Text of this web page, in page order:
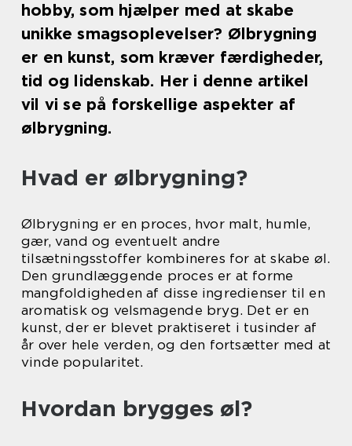
hobby, som hjælper med at skabe
unikke smagsoplevelser? Ølbrygning
er en kunst, som kræver færdigheder,
tid og lidenskab. Her i denne artikel
vil vi se på forskellige aspekter af
ølbrygning.
Hvad er ølbrygning?
Ølbrygning er en proces, hvor malt, humle,
gær, vand og eventuelt andre
tilsætningsstoffer kombineres for at skabe øl.
Den grundlæggende proces er at forme
mangfoldigheden af disse ingredienser til en
aromatisk og velsmagende bryg. Det er en
kunst, der er blevet praktiseret i tusinder af
år over hele verden, og den fortsætter med at
vinde popularitet.
Hvordan brygges øl?